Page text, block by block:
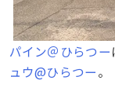
パイン＠ひらつー
ュウ@ひらつー。